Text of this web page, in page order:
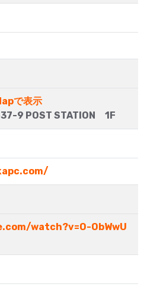
で表示
37-9 POST STATION 1F
watch?v=O-ObWwU